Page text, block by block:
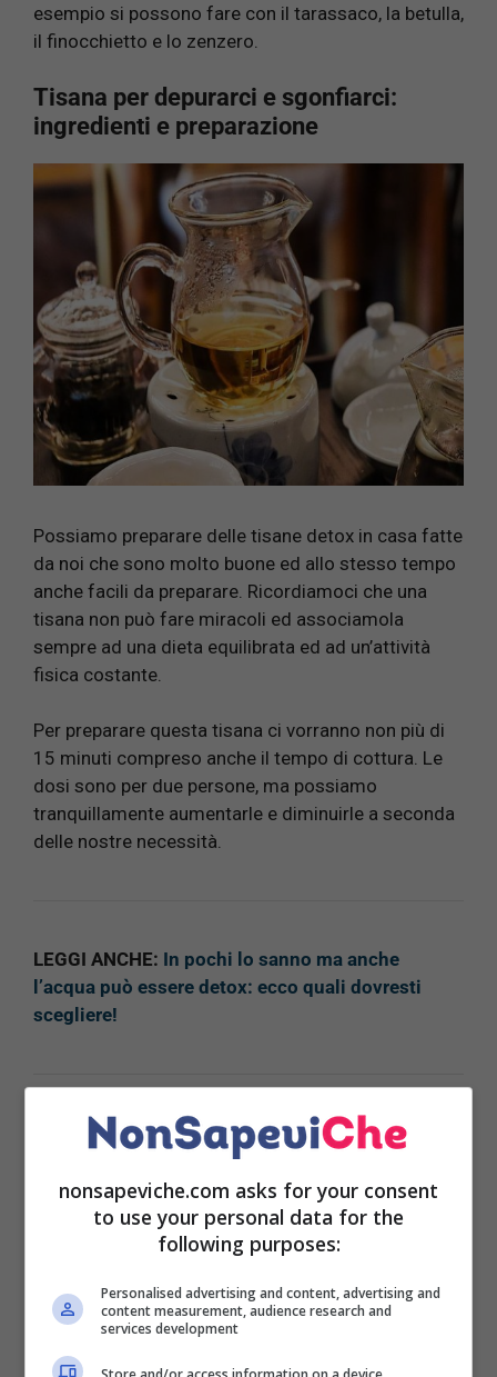
esempio si possono fare con il tarassaco, la betulla,
il finocchietto e lo zenzero.
Tisana per depurarci e sgonfiarci:
ingredienti e preparazione
Possiamo preparare delle tisane detox in casa fatte
da noi che sono molto buone ed allo stesso tempo
anche facili da preparare. Ricordiamoci che una
tisana non può fare miracoli ed associamola
sempre ad una dieta equilibrata ed ad un’attività
fisica costante.
Per preparare questa tisana ci vorranno non più di
15 minuti compreso anche il tempo di cottura. Le
dosi sono per due persone, ma possiamo
tranquillamente aumentarle e diminuirle a seconda
delle nostre necessità.
LEGGI ANCHE: In pochi lo sanno ma anche
l’acqua può essere detox: ecco quali dovresti
scegliere!
L’ingrediente principale di questa tisana è lo
zenzero; si tratta di una radice che ha molte
proprietà benefiche, tra le quali:
sgonfia la pancia
rafforza il sistema immunitario
calma la tosse
nonsapeviche.com asks for your consent
to use your personal data for the
following purposes:
Personalised advertising and content, advertising and
content measurement, audience research and
services development